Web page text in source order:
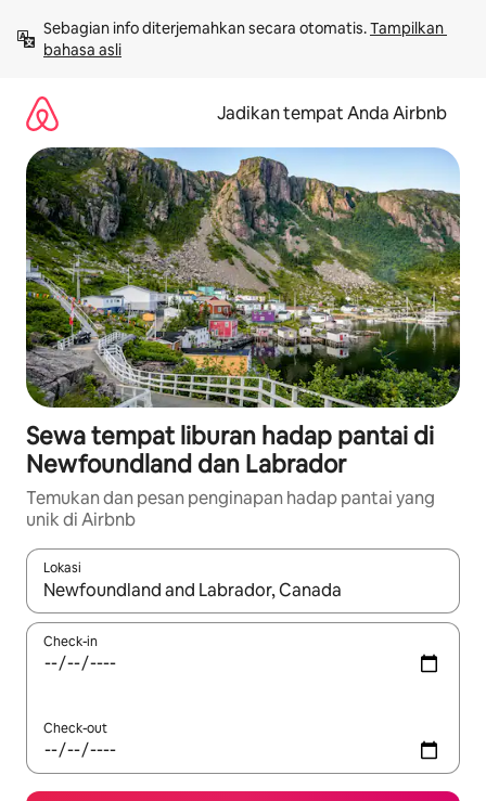
langsung
lihat
Sebagian info diterjemahkan secara otomatis. Tampilkan
bahasa asli
Jadikan tempat Anda Airbnb
Sewa tempat liburan hadap pantai di
Newfoundland dan Labrador
Temukan dan pesan penginapan hadap pantai yang
unik di Airbnb
Lokasi
Jika hasil yang dicari tersedia, telusuri dengan tombol panah
Check-in
Check-out